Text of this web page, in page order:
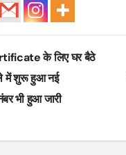
के लिए घर बैठे
में शुरू हुआ नई
भी हुआ जारी